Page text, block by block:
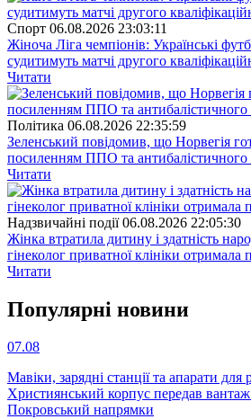
Спорт 06.08.2026 23:03:11
Жіноча Ліга чемпіонів: Українські
судитимуть матчі другого
Читати
Полiтика 06.08.2026 22:35:59
Зеленський повідомив, що Норвегія
посиленням ППО та антибалістичного
Читати
Надзвичайні події 06.08.2026 22:05:30
Жінка втратила дитину і здатність
гінеколог приватної клініки отримала
Читати
Популярнi новини
07.08
Мавіки, зарядні станції та апарати для
Християнський корпус передав вантаж
Покровський напрямки